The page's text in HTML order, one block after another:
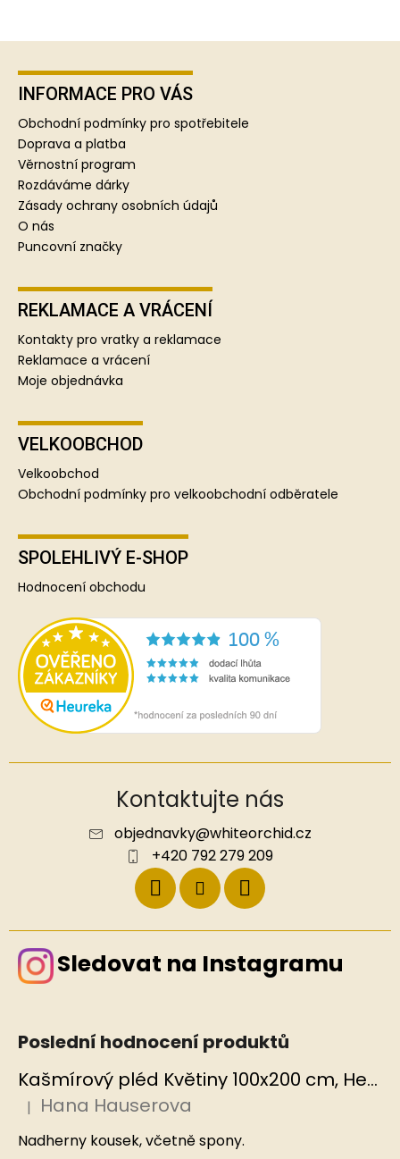
INFORMACE PRO VÁS
Obchodní podmínky pro spotřebitele
Doprava a platba
Věrnostní program
Rozdáváme dárky
Zásady ochrany osobních údajů
O nás
Puncovní značky
REKLAMACE A VRÁCENÍ
Kontakty pro vratky a reklamace
Reklamace a vrácení
Moje objednávka
VELKOOBCHOD
Velkoobchod
Obchodní podmínky pro velkoobchodní odběratele
SPOLEHLIVÝ E-SHOP
Hodnocení obchodu
Kontaktujte nás
objednavky@whiteorchid.cz
+420 792 279 209
Sledovat na Instagramu
Poslední hodnocení produktů
Kašmírový pléd Květiny 100x200 cm, Hedvábný svět
Hodnocení produktu je 5 z 5 hvězdiček.
| Hana Hauserova
Nadherny kousek, včetně spony.